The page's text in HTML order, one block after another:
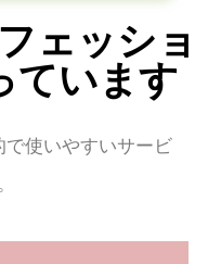
ェッショ
ています
使いやすいサービ